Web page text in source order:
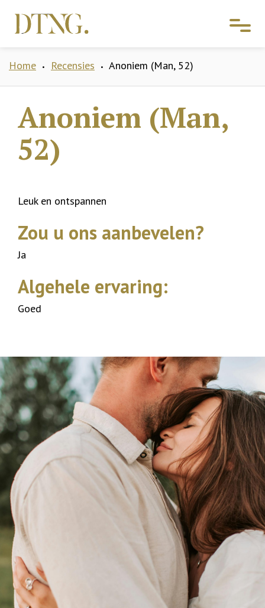
Home • Recensies • Anoniem (Man, 52)
Anoniem (Man,
52)
Leuk en ontspannen
Zou u ons aanbevelen?
Ja
Algehele ervaring:
Goed